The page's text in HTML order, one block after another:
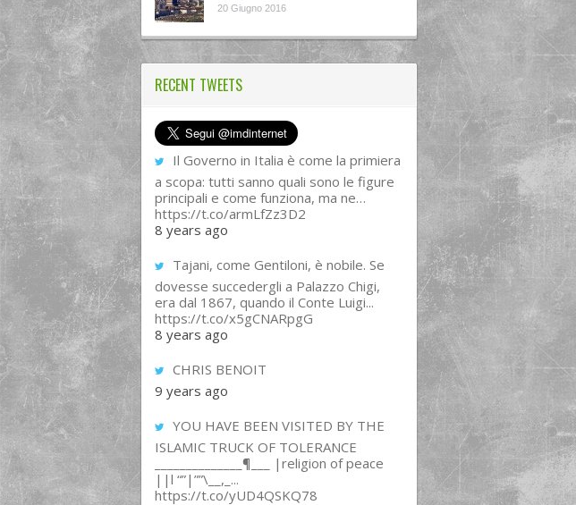
20 Giugno 2016
RECENT TWEETS
Il Governo in Italia è come la primiera
a scopa: tutti sanno quali sono le figure
principali e come funziona, ma ne…
https://t.co/armLfZz3D2
8 years ago
Tajani, come Gentiloni, è nobile. Se
dovesse succedergli a Palazzo Chigi,
era dal 1867, quando il Conte Luigi...
https://t.co/x5gCNARpgG
8 years ago
CHRIS BENOIT
9 years ago
YOU HAVE BEEN VISITED BY THE
ISLAMIC TRUCK OF TOLERANCE
______________¶___ |religion of peace
||l “”|””\__,_...
https://t.co/yUD4QSKQ78